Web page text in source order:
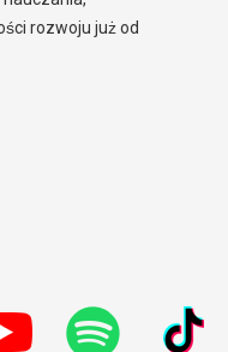
rozwoju już od